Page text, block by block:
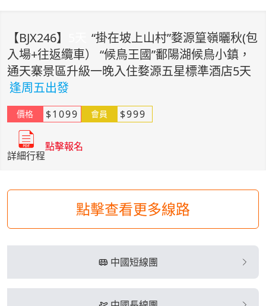
中國短線團
【BJX246】
“掛在坡上山村”婺源篁嶺曬秋(包
入場+往返纜車） “候鳥王國”鄱陽湖候鳥小鎮，
通天寨景區升級一晚入住婺源五星標準酒店5天
逢周五出發
價格 $1099 會員 $999
詳細行程
點擊報名
點擊查看更多線路